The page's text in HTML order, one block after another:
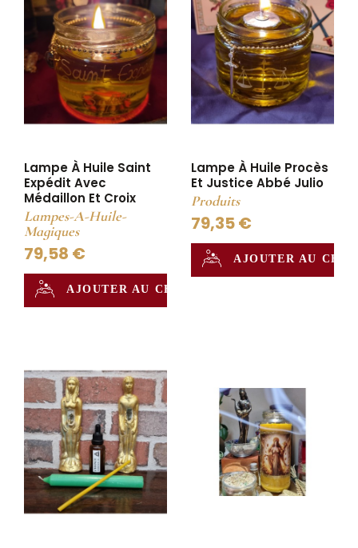
Lampe À Huile Saint
Expédit Avec
Médaillon Et Croix
Lampes-A-Huile-
Magiques
79,58 €
AJOUTER AU CHAUDRON
Lampe À Huile Procès
Et Justice Abbé Julio
Produits
79,35 €
AJOUTER AU